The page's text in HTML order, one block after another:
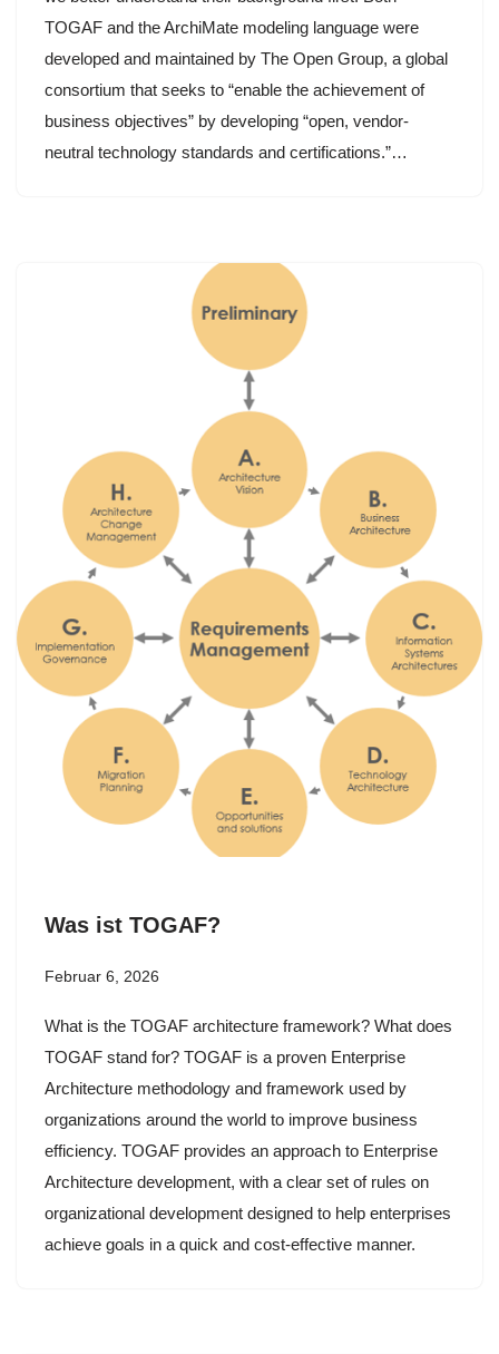
TOGAF and the ArchiMate modeling language were
developed and maintained by The Open Group, a global
consortium that seeks to “enable the achievement of
business objectives” by developing “open, vendor-
neutral technology standards and certifications.”…
Was ist TOGAF?
Februar 6, 2026
What is the TOGAF architecture framework? What does
TOGAF stand for? TOGAF is a proven Enterprise
Architecture methodology and framework used by
organizations around the world to improve business
efficiency. TOGAF provides an approach to Enterprise
Architecture development, with a clear set of rules on
organizational development designed to help enterprises
achieve goals in a quick and cost-effective manner.